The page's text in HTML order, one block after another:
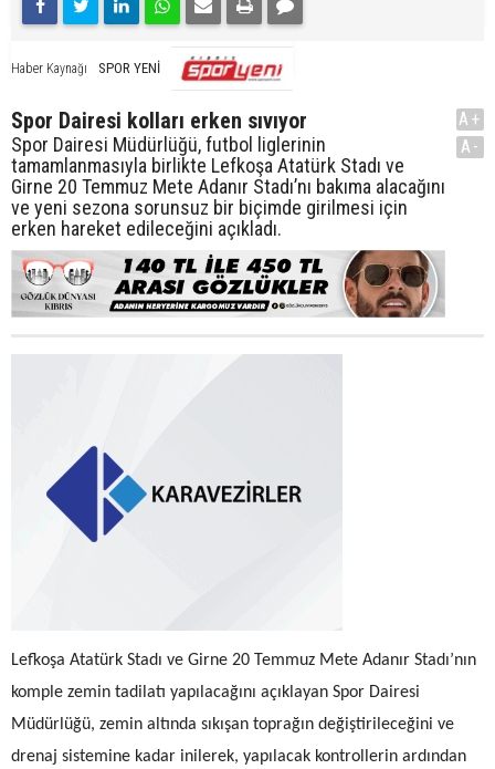
Haber Kaynağı SPOR YENİ
Spor Dairesi kolları erken sıvıyor
Spor Dairesi Müdürlüğü, futbol liglerinin
tamamlanmasıyla birlikte Lefkoşa Atatürk Stadı ve
Girne 20 Temmuz Mete Adanır Stadı’nı bakıma alacağını
ve yeni sezona sorunsuz bir biçimde girilmesi için
erken hareket edileceğini açıkladı.
A+
A-
Lefkoşa Atatürk Stadı ve Girne 20 Temmuz Mete Adanır Stadı’nın
komple zemin tadilatı yapılacağını açıklayan Spor Dairesi
Müdürlüğü, zemin altında sıkışan toprağın değiştirileceğini ve
drenaj sistemine kadar inilerek, yapılacak kontrollerin ardından